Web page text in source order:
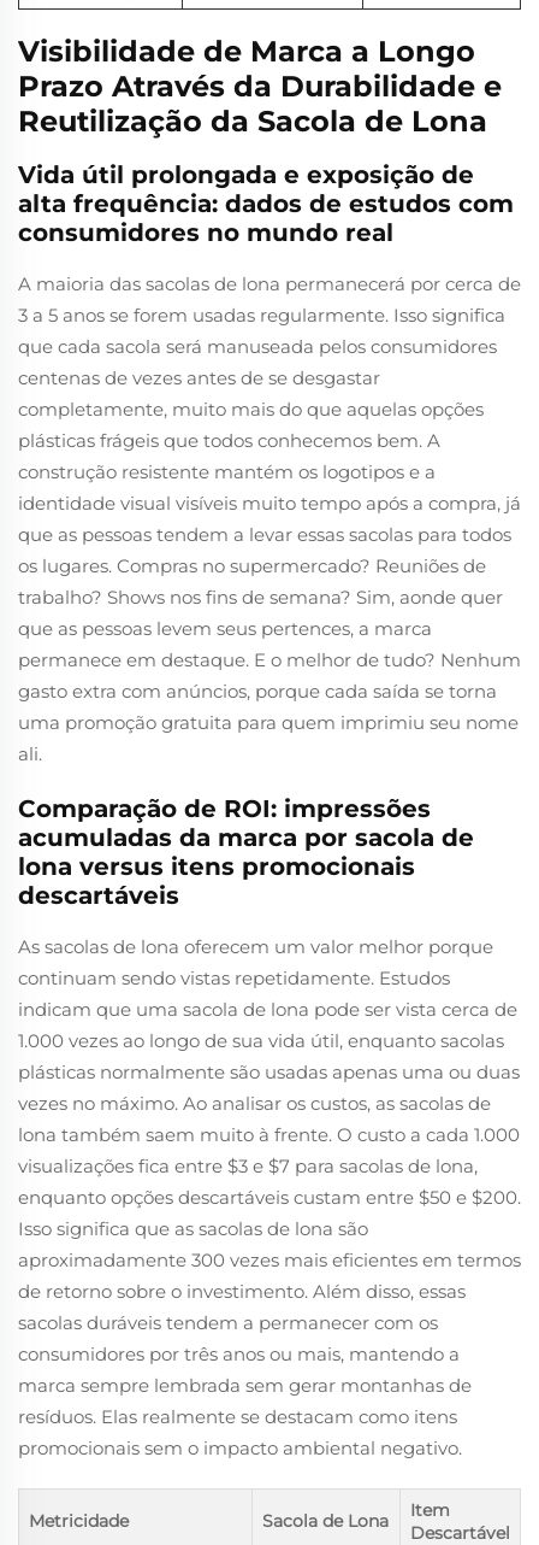
Visibilidade de Marca a Longo
Prazo Através da Durabilidade e
Reutilização da Sacola de Lona
Vida útil prolongada e exposição de
alta frequência: dados de estudos com
consumidores no mundo real
A maioria das sacolas de lona permanecerá por cerca de
3 a 5 anos se forem usadas regularmente. Isso significa
que cada sacola será manuseada pelos consumidores
centenas de vezes antes de se desgastar
completamente, muito mais do que aquelas opções
plásticas frágeis que todos conhecemos bem. A
construção resistente mantém os logotipos e a
identidade visual visíveis muito tempo após a compra, já
que as pessoas tendem a levar essas sacolas para todos
os lugares. Compras no supermercado? Reuniões de
trabalho? Shows nos fins de semana? Sim, aonde quer
que as pessoas levem seus pertences, a marca
permanece em destaque. E o melhor de tudo? Nenhum
gasto extra com anúncios, porque cada saída se torna
uma promoção gratuita para quem imprimiu seu nome
ali.
Comparação de ROI: impressões
acumuladas da marca por sacola de
lona versus itens promocionais
descartáveis
As sacolas de lona oferecem um valor melhor porque
continuam sendo vistas repetidamente. Estudos
indicam que uma sacola de lona pode ser vista cerca de
1.000 vezes ao longo de sua vida útil, enquanto sacolas
plásticas normalmente são usadas apenas uma ou duas
vezes no máximo. Ao analisar os custos, as sacolas de
lona também saem muito à frente. O custo a cada 1.000
visualizações fica entre $3 e $7 para sacolas de lona,
enquanto opções descartáveis custam entre $50 e $200.
Isso significa que as sacolas de lona são
aproximadamente 300 vezes mais eficientes em termos
de retorno sobre o investimento. Além disso, essas
sacolas duráveis tendem a permanecer com os
consumidores por três anos ou mais, mantendo a
marca sempre lembrada sem gerar montanhas de
resíduos. Elas realmente se destacam como itens
promocionais sem o impacto ambiental negativo.
Metricidade Sacola de Lona
Item
Descartável